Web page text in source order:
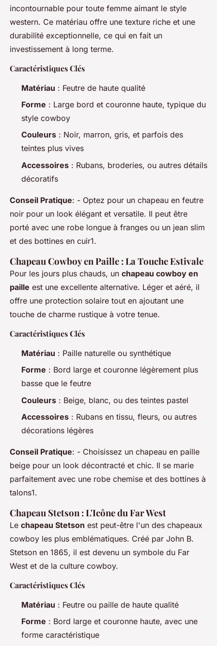
incontournable pour toute femme aimant le style
western. Ce matériau offre une texture riche et une
durabilité exceptionnelle, ce qui en fait un
investissement à long terme.
Caractéristiques Clés
Matériau : Feutre de haute qualité
Forme : Large bord et couronne haute, typique du
style cowboy
Couleurs : Noir, marron, gris, et parfois des
teintes plus vives
Accessoires : Rubans, broderies, ou autres détails
décoratifs
Conseil Pratique: - Optez pour un chapeau en feutre
noir pour un look élégant et versatile. Il peut être
porté avec une robe longue à franges ou un jean slim
et des bottines en cuir1.
Chapeau Cowboy en Paille : La Touche Estivale
Pour les jours plus chauds, un chapeau cowboy en
paille est une excellente alternative. Léger et aéré, il
offre une protection solaire tout en ajoutant une
touche de charme rustique à votre tenue.
Caractéristiques Clés
Matériau : Paille naturelle ou synthétique
Forme : Bord large et couronne légèrement plus
basse que le feutre
Couleurs : Beige, blanc, ou des teintes pastel
Accessoires : Rubans en tissu, fleurs, ou autres
décorations légères
Conseil Pratique: - Choisissez un chapeau en paille
beige pour un look décontracté et chic. Il se marie
parfaitement avec une robe chemise et des bottines à
talons1.
Chapeau Stetson : L'Icône du Far West
Le chapeau Stetson est peut-être l'un des chapeaux
cowboy les plus emblématiques. Créé par John B.
Stetson en 1865, il est devenu un symbole du Far
West et de la culture cowboy.
Caractéristiques Clés
Matériau : Feutre ou paille de haute qualité
Forme : Bord large et couronne haute, avec une
forme caractéristique